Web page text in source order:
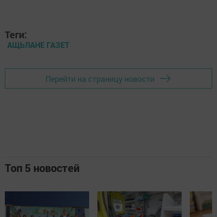
Теги:
АЩЬЛАНЕ ГАЗЕТ
Перейти на страницу новости
Топ 5 новостей